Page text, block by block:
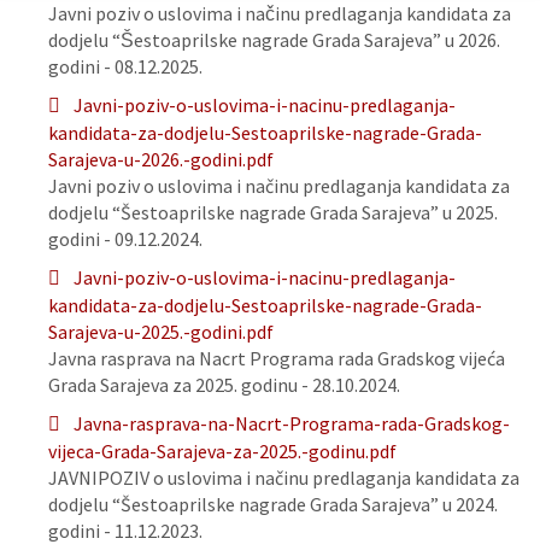
Javni poziv o uslovima i načinu predlaganja kandidata za
dodjelu “Šestoaprilske nagrade Grada Sarajeva” u 2026.
godini - 08.12.2025.
Javni-poziv-o-uslovima-i-nacinu-predlaganja-
kandidata-za-dodjelu-Sestoaprilske-nagrade-Grada-
Sarajeva-u-2026.-godini.pdf
Javni poziv o uslovima i načinu predlaganja kandidata za
dodjelu “Šestoaprilske nagrade Grada Sarajeva” u 2025.
godini - 09.12.2024.
Javni-poziv-o-uslovima-i-nacinu-predlaganja-
kandidata-za-dodjelu-Sestoaprilske-nagrade-Grada-
Sarajeva-u-2025.-godini.pdf
Javna rasprava na Nacrt Programa rada Gradskog vijeća
Grada Sarajeva za 2025. godinu - 28.10.2024.
Javna-rasprava-na-Nacrt-Programa-rada-Gradskog-
vijeca-Grada-Sarajeva-za-2025.-godinu.pdf
JAVNIPOZIV o uslovima i načinu predlaganja kandidata za
dodjelu “Šestoaprilske nagrade Grada Sarajeva” u 2024.
godini - 11.12.2023.